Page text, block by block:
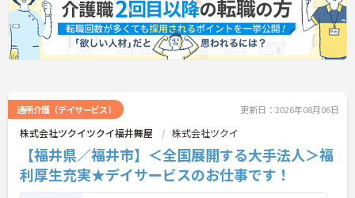
通所介護（デイサービス） 更新日：2026年08月06日
株式会社ツクイツクイ福井舞屋 株式会社ツクイ
【福井県／福井市】＜全国展開する大手法人＞福
利厚生充実★デイサービスのお仕事です！